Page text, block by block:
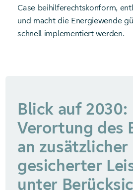
Case beihilferechtskonform,
und macht die Energiewende
schnell implementiert werden.
Blick auf 2030:
Verortung des
an zusätzlicher
gesicherter
unter